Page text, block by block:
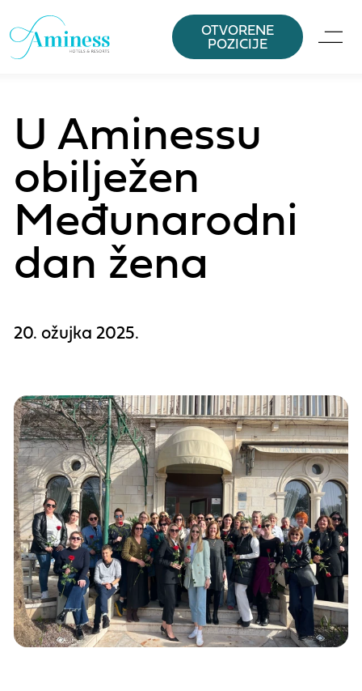
OTVORENE
POZICIJE
U Aminessu
obilježen
Međunarodni
dan žena
20. ožujka 2025.